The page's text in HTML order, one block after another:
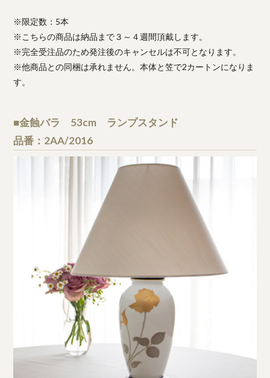
※限定数：5本
※こちらの商品は納品まで３～４週間頂戴します。
※完全受注品のため発注後のキャンセルは不可となります。
※他商品との同梱は承れません。本体と笠で2カートンになりま
す。
■金蝕バラ 53cm ランプスタンド
品番：2AA/2016